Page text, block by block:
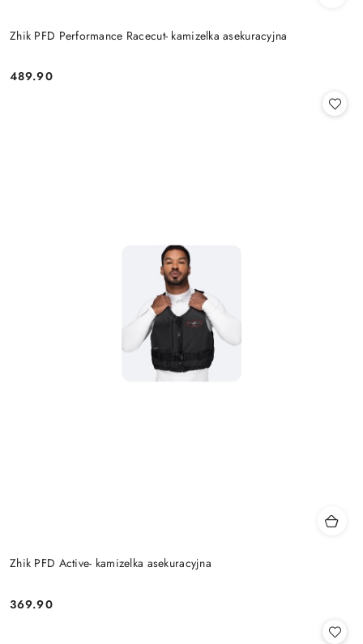
Zhik PFD Performance Racecut- kamizelka asekuracyjna
Cena:
489.90
Zhik PFD Active- kamizelka asekuracyjna
Cena:
369.90